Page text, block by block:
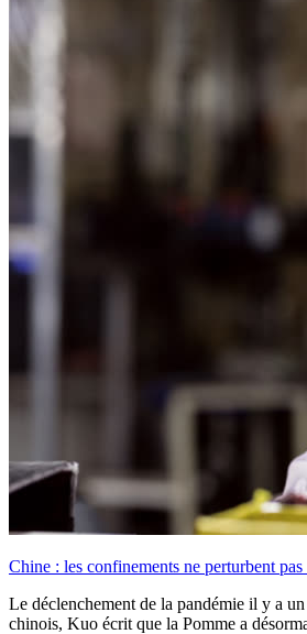
Chine : les confinements ne perturbent
Le déclenchement de la pandémie il y a
chinois, Kuo écrit que la Pomme a